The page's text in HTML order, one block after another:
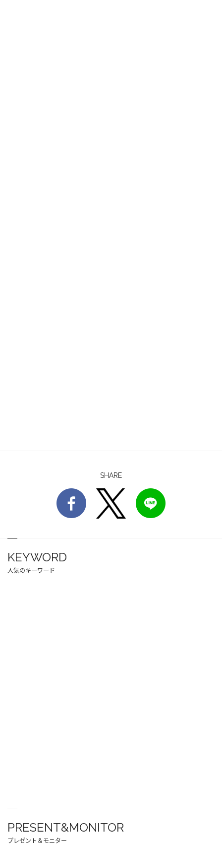
SHARE
KEYWORD
人気のキーワード
PRESENT&MONITOR
プレゼント＆モニター